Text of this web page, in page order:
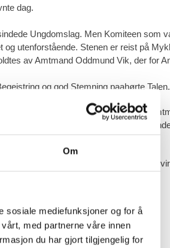
Om
sosiale mediefunksjoner og for å
med partnerne våre innen
du har gjort tilgjengelig for
dag.
Ungdomslag. Men Komiteen som
utenforstående. Stenen er reist på
av Amtmand Oddmund Vik, der for
og god Stemning paahørte Talen.
hus. Der veksledes med Taler av
Dessuten talte lærerne E.
og man kan forstaa, at Begivenheten